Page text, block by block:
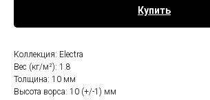
Купить
Коллекция: Electra
Вес (кг/м²): 1.8
Толщина: 10 мм
Высота ворса: 10 (+/-1) мм